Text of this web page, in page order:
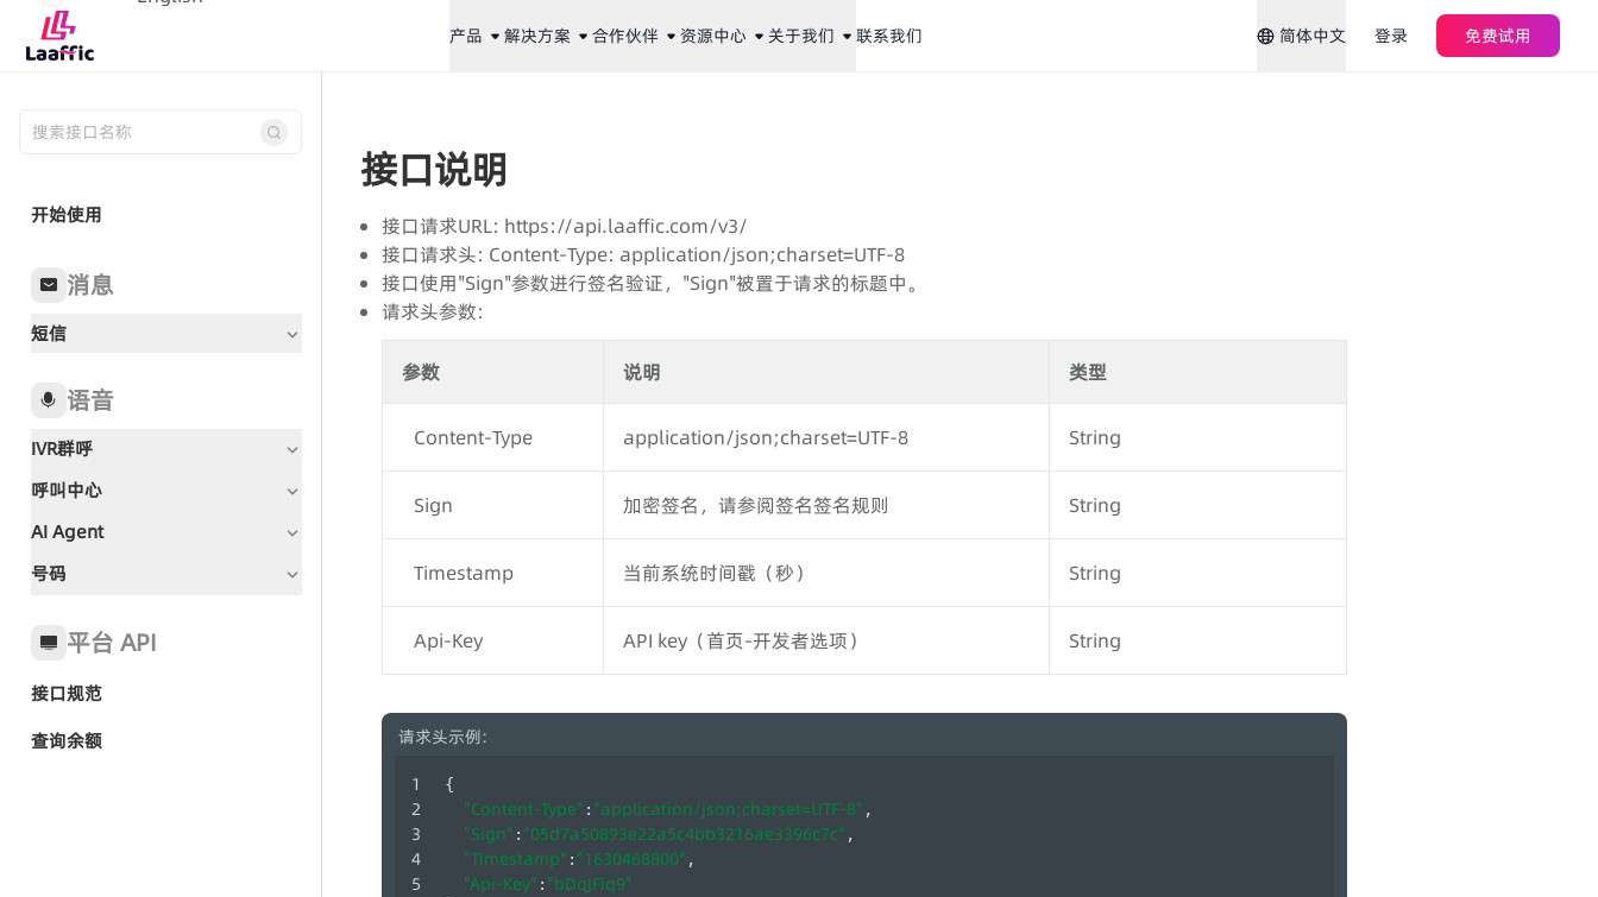
产品 解决方案 合作伙伴 资源中心 关于我们 联系我们 简体中文 登录 免费试用
开始使用
消息
短信
语音
IVR群呼
文档指引
语音全局状态码
IVR群呼-任务方式
呼叫中心
文档指引
呼叫中心全局状态码
常见问题
AI Agent
文档指引
快速入门-AI Agent群呼
号码
平台 API
接口规范
查询余额
接口说明
接口请求URL: https://api.laaffic.com/v3/
接口请求头: Content-Type: application/json;charset=UTF-8
接口使用"Sign"参数进行签名验证，"Sign"被置于请求的标题中。
请求头参数:
参数 说明 类型
Content-Type application/json;charset=UTF-8 String
Sign 加密签名，请参阅签名签名规则 String
Timestamp 当前系统时间戳（秒） String
Api-Key API key（首页-开发者选项） String
请求头示例:
{
"Content-Type" : "application/json;charset=UTF-8" ,
"Sign" : "05d7a50893e22a5c4bb3216ae3396c7c" ,
"Timestamp" : "1630468800" ,
"Api-Key" : "bDqJFiq9"